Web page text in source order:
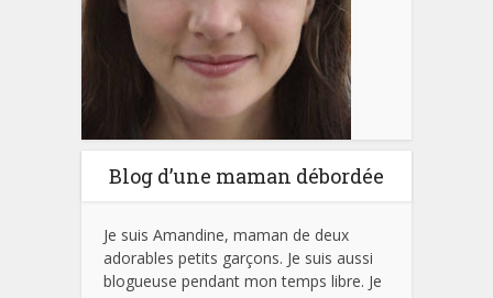
Blog d’une maman débordée
Je suis Amandine, maman de deux
adorables petits garçons. Je suis aussi
blogueuse pendant mon temps libre. Je